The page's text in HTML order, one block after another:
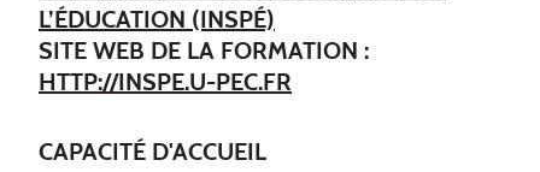
L’ÉDUCATION (INSPÉ)
SITE WEB DE LA FORMATION :
HTTP://INSPE.U-PEC.FR
CAPACITÉ D'ACCUEIL